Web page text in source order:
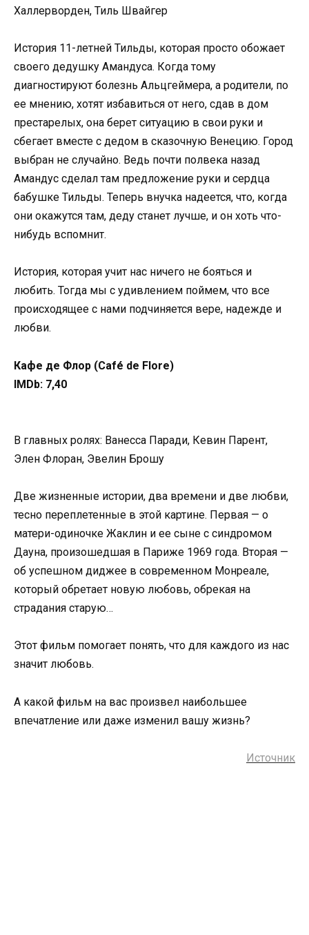
Халлерворден, Тиль Швайгер
История 11-летней Тильды, которая просто обожает
своего дедушку Амандуса. Когда тому
диагностируют болезнь Альцгеймера, а родители, по
ее мнению, хотят избавиться от него, сдав в дом
престарелых, она берет ситуацию в свои руки и
сбегает вместе с дедом в сказочную Венецию. Город
выбран не случайно. Ведь почти полвека назад
Амандус сделал там предложение руки и сердца
бабушке Тильды. Теперь внучка надеется, что, когда
они окажутся там, деду станет лучше, и он хоть что-
нибудь вспомнит.
История, которая учит нас ничего не бояться и
любить. Тогда мы с удивлением поймем, что все
происходящее с нами подчиняется вере, надежде и
любви.
Кафе де Флор (Café de Flore)
IMDb: 7,40
В главных ролях: Ванесса Паради, Кевин Парент,
Элен Флоран, Эвелин Брошу
Две жизненные истории, два времени и две любви,
тесно переплетенные в этой картине. Первая — о
матери-одиночке Жаклин и ее сыне с синдромом
Дауна, произошедшая в Париже 1969 года. Вторая —
об успешном диджее в современном Монреале,
который обретает новую любовь, обрекая на
страдания старую…
Этот фильм помогает понять, что для каждого из нас
значит любовь.
А какой фильм на вас произвел наибольшее
впечатление или даже изменил вашу жизнь?
Источник